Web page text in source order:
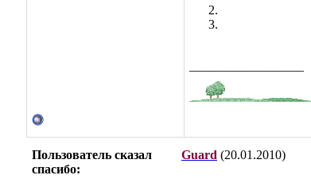
Пользователь сказал
cпасибо:
Guard (20.01.2010)